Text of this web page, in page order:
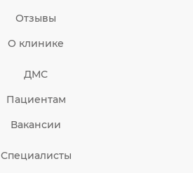
Отзывы
О клинике
ДМС
Пациентам
Вакансии
Специалисты